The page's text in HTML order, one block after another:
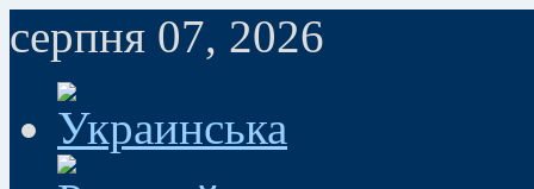
серпня 07, 2026